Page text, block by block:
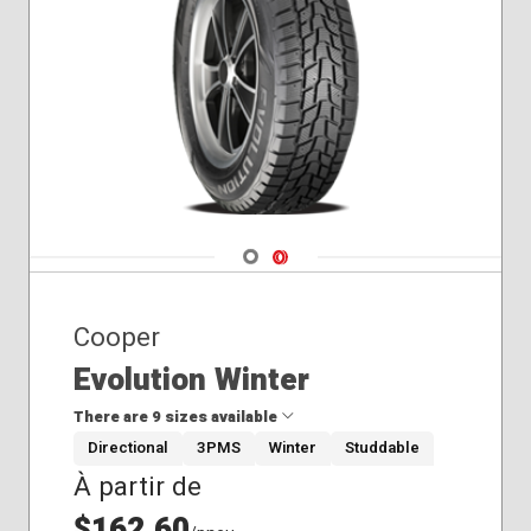
Navigate 1
Navigate 2
Cooper
Evolution Winter
There are 9 sizes available
205/55R16
215/60R17
Directional 3PMS Winter Studdable
À partir de